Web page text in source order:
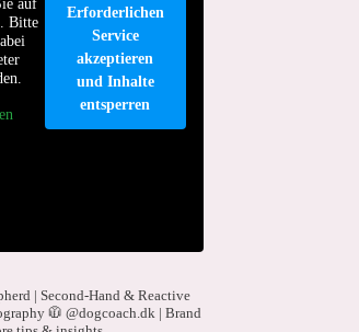
auf
Bitte
Erforderlichen
Service
akzeptieren
und Inhalte
entsperren
| Second-Hand & Reactive
🧥 @dogcoach.dk | Brand